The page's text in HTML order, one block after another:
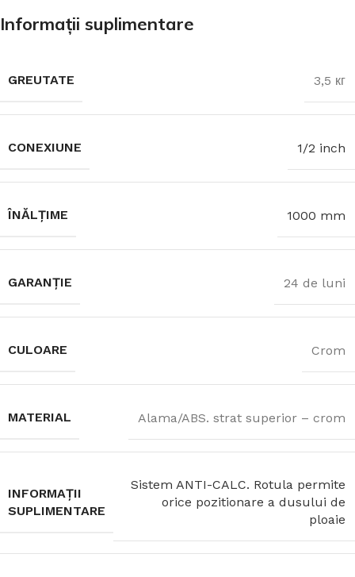
Informații suplimentare
GREUTATE 3,5 кг
CONEXIUNE 1/2 inch
ÎNĂLȚIME 1000 mm
GARANȚIE 24 de luni
CULOARE Crom
MATERIAL Alama/ABS. strat superior – crom
INFORMAȚII
SUPLIMENTARE
Sistem ANTI-CALC. Rotula permite
orice pozitionare a dusului de
ploaie